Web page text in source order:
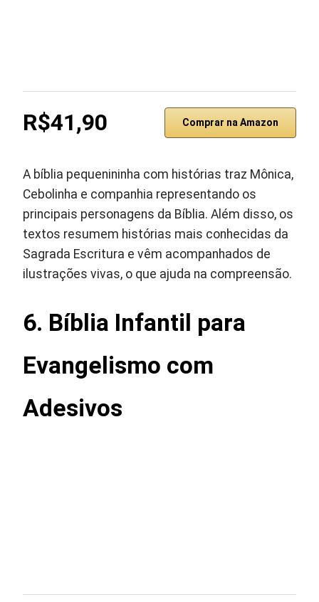
R$41,90 Comprar na Amazon
A bíblia pequenininha com histórias traz Mônica,
Cebolinha e companhia representando os
principais personagens da Bíblia. Além disso, os
textos resumem histórias mais conhecidas da
Sagrada Escritura e vêm acompanhados de
ilustrações vivas, o que ajuda na compreensão.
6. Bíblia Infantil para
Evangelismo com
Adesivos